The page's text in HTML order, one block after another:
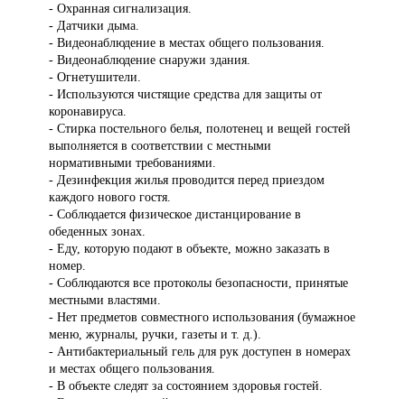
- Охранная сигнализация.
- Датчики дыма.
- Видеонаблюдение в местах общего пользования.
- Видеонаблюдение снаружи здания.
- Огнетушители.
- Используются чистящие средства для защиты от
коронавируса.
- Стирка постельного белья, полотенец и вещей гостей
выполняется в соответствии с местными
нормативными требованиями.
- Дезинфекция жилья проводится перед приездом
каждого нового гостя.
- Соблюдается физическое дистанцирование в
обеденных зонах.
- Еду, которую подают в объекте, можно заказать в
номер.
- Соблюдаются все протоколы безопасности, принятые
местными властями.
- Нет предметов совместного использования (бумажное
меню, журналы, ручки, газеты и т. д.).
- Антибактериальный гель для рук доступен в номерах
и местах общего пользования.
- В объекте следят за состоянием здоровья гостей.